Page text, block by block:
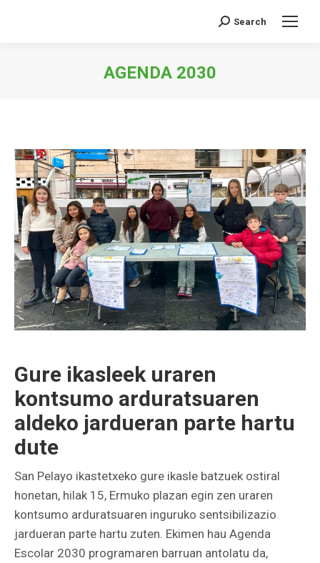
Search:
Search
AGENDA 2030
Gure ikasleek uraren
kontsumo arduratsuaren
aldeko jardueran parte hartu
dute
San Pelayo ikastetxeko gure ikasle batzuek ostiral
honetan, hilak 15, Ermuko plazan egin zen uraren
kontsumo arduratsuaren inguruko sentsibilizazio
jardueran parte hartu zuten. Ekimen hau Agenda
Escolar 2030 programaren barruan antolatu da,